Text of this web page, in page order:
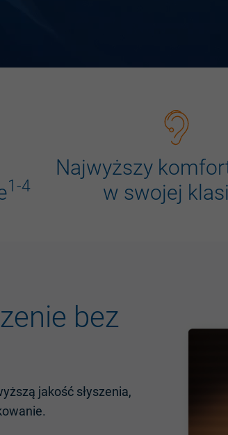
1-4
Najwyższy
w swojej
bez
jakość słyszenia,
.